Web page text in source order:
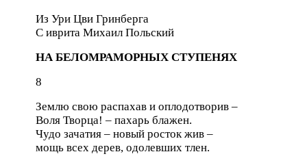
Из Ури Цви Гринберга
C иврита Михаил Польский
НА БЕЛОМРАМОРНЫХ СТУПЕНЯХ
8
Землю свою распахав и оплодотворив –
Воля Творца! – пахарь блажен.
Чудо зачатия – новый росток жив –
мощь всех дерев, одолевших тлен.